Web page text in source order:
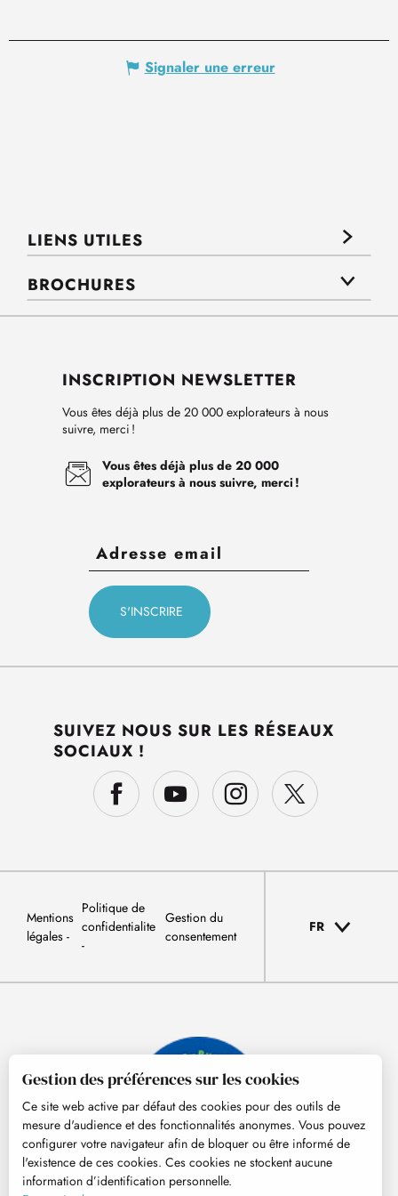
Signaler une erreur
LIENS UTILES
BROCHURES
INSCRIPTION NEWSLETTER
Vous êtes déjà plus de 20 000 explorateurs à nous
suivre, merci !
Vous êtes déjà plus de 20 000
explorateurs à nous suivre, merci !
SUIVEZ NOUS SUR LES RÉSEAUX
SOCIAUX !
Mentions
légales
Politique de
confidentialite
Gestion du
consentement
FR
© Tourisme Hautes-Pyrénées
Gestion des préférences sur les cookies
Ce site web active par défaut des cookies pour des outils de
mesure d'audience et des fonctionnalités anonymes. Vous pouvez
configurer votre navigateur afin de bloquer ou être informé de
l'existence de ces cookies. Ces cookies ne stockent aucune
information d’identification personnelle.